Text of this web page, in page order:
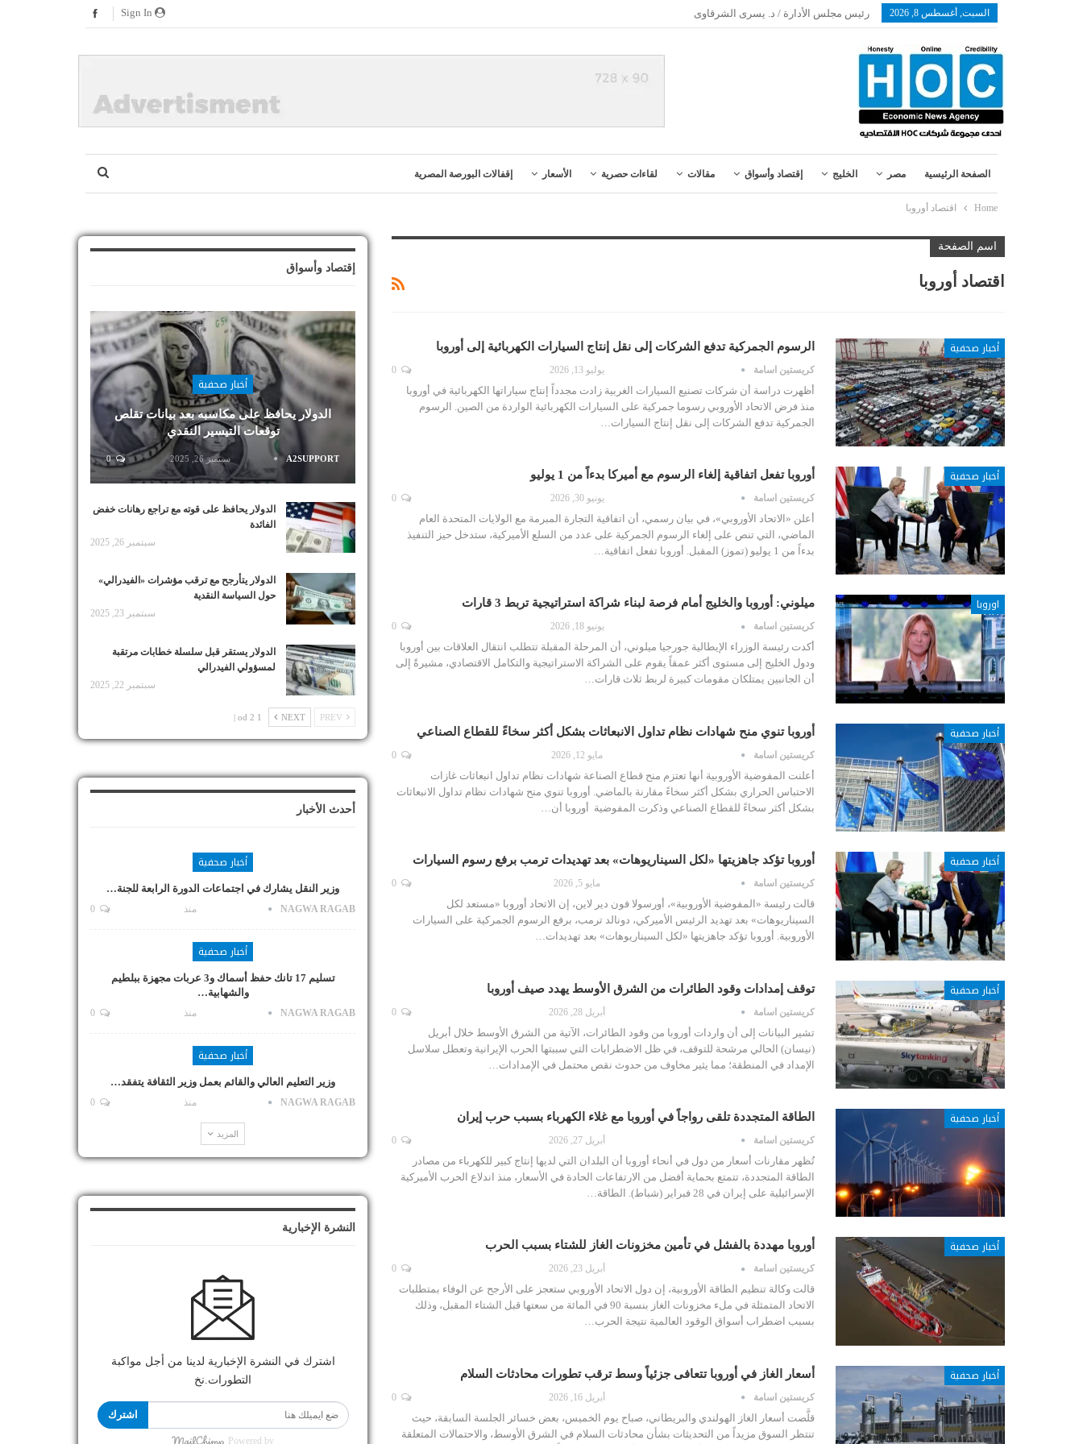
السبت, أغسطس 8, 2026 رئيس مجلس الأدارة / د. يسرى الشرقاوى
الصفحة الرئيسية مصر الخليج إقتصاد وأسواق مقالات لقاءات حصرية الأسعار إقفالات البورصة المصرية
Home اقتصاد أوروبا
اسم الصفحة
اقتصاد أوروبا
أخبار صحفية الرسوم الجمركية تدفع الشركات إلى نقل إنتاج السيارات الكهربائية إلى أوروبا
كريستين اسامة يوليو 13, 2026
أظهرت دراسة أن شركات تصنيع السيارات الغربية زادت مجدداً إنتاج سياراتها الكهربائية في أوروبا
منذ فرض الاتحاد الأوروبي رسوما جمركية على السيارات الكهربائية الواردة من الصين. الرسوم
الجمركية تدفع الشركات إلى نقل إنتاج السيارات…
أخبار صحفية أوروبا تفعل اتفاقية إلغاء الرسوم مع أميركا بدءاً من 1 يوليو
كريستين اسامة يونيو 30, 2026
أعلن «الاتحاد الأوروبي»، في بيان رسمي، أن اتفاقية التجارة المبرمة مع الولايات المتحدة العام
الماضي، التي تنص على إلغاء الرسوم الجمركية على عدد من السلع الأميركية، ستدخل حيز التنفيذ
بدءاً من 1 يوليو (تموز) المقبل. أوروبا تفعل اتفاقية…
اوروبا ميلوني: أوروبا والخليج أمام فرصة لبناء شراكة استراتيجية تربط 3 قارات
كريستين اسامة يونيو 18, 2026
أكدت رئيسة الوزراء الإيطالية جورجيا ميلوني، أن المرحلة المقبلة تتطلب انتقال العلاقات بين أوروبا
ودول الخليج إلى مستوى أكثر عمقاً يقوم على الشراكة الاستراتيجية والتكامل الاقتصادي، مشيرةً إلى
أن الجانبين يمتلكان مقومات كبيرة لربط ثلاث قارات…
أخبار صحفية أوروبا تنوي منح شهادات نظام تداول الانبعاثات بشكل أكثر سخاءً للقطاع الصناعي
كريستين اسامة مايو 12, 2026
أعلنت المفوضية الأوروبية أنها تعتزم منح قطاع الصناعة شهادات نظام تداول انبعاثات غازات
الاحتباس الحراري بشكل أكثر سخاءً مقارنة بالماضي. أوروبا تنوي منح شهادات نظام تداول الانبعاثات
بشكل أكثر سخاءً للقطاع الصناعي وذكرت المفوضية أوروبا أن…
أخبار صحفية أوروبا تؤكد جاهزيتها «لكل السيناريوهات» بعد تهديدات ترمب برفع رسوم السيارات
كريستين اسامة مايو 5, 2026
قالت رئيسة «المفوضية الأوروبية»، أورسولا فون دير لاين، إن الاتحاد أوروبا «مستعد لكل
السيناريوهات» بعد تهديد الرئيس الأميركي، دونالد ترمب، برفع الرسوم الجمركية على السيارات
الأوروبية. أوروبا تؤكد جاهزيتها «لكل السيناريوهات» بعد تهديدات…
أخبار صحفية توقف إمدادات وقود الطائرات من الشرق الأوسط يهدد صيف أوروبا
كريستين اسامة أبريل 28, 2026
تشير البيانات إلى أن واردات أوروبا من وقود الطائرات، الآتية من الشرق الأوسط خلال أبريل
(نيسان) الحالي مرشحة للتوقف، في ظل الاضطرابات التي سببتها الحرب الإيرانية وتعطل سلاسل
الإمداد في المنطقة؛ مما يثير مخاوف من حدوث نقص محتمل في الإمدادات…
أخبار صحفية الطاقة المتجددة تلقى رواجاً في أوروبا مع غلاء الكهرباء بسبب حرب إيران
كريستين اسامة أبريل 27, 2026
تُظهر مقارنات أسعار من دول في أنحاء أوروبا أن البلدان التي لديها إنتاج كبير للكهرباء من مصادر
الطاقة المتجددة، تتمتع بحماية أفضل من الارتفاعات الحادة في الأسعار، منذ اندلاع الحرب الأميركية
الإسرائيلية على إيران في 28 فبراير (شباط). الطاقة…
أخبار صحفية أوروبا مهددة بالفشل في تأمين مخزونات الغاز للشتاء بسبب الحرب
كريستين اسامة أبريل 23, 2026
قالت وكالة تنظيم الطاقة الأوروبية، إن دول الاتحاد الأوروبي ستعجز على الأرجح عن الوفاء بمتطلبات
الاتحاد المتمثلة في ملء مخزونات الغاز بنسبة 90 في المائة من سعتها قبل الشتاء المقبل، وذلك
بسبب اضطراب أسواق الوقود العالمية نتيجة الحرب…
أخبار صحفية أسعار الغاز في أوروبا تتعافى جزئياً وسط ترقب تطورات محادثات السلام
كريستين اسامة أبريل 16, 2026
قلَّصت أسعار الغاز الهولندي والبريطاني، صباح يوم الخميس، بعض خسائر الجلسة السابقة، حيث
تنتظر السوق مزيداً من التحديثات بشأن محادثات السلام في الشرق الأوسط، والاحتمالات المتعلقة
إقتصاد وأسواق
أخبار صحفية
الدولار يحافظ على مكاسبه بعد بيانات تقلص
توقعات التيسير النقدي
A2SUPPORT سبتمبر 26, 2025 0
الدولار يحافظ على قوته مع تراجع رهانات خفض
الفائدة
سبتمبر 26, 2025
الدولار يتأرجح مع ترقب مؤشرات «الفيدرالي»
حول السياسة النقدية
سبتمبر 23, 2025
الدولار يستقر قبل سلسلة خطابات مرتقبة
لمسؤولي الفيدرالي
سبتمبر 22, 2025
NEXT
1 od 2 |
أحدث الأخبار
أخبار صحفية
وزير النقل يشارك في اجتماعات الدورة الرابعة للجنة…
NAGWA RAGAB منذ
أخبار صحفية
تسليم 17 تانك حفظ أسماك و3 عربات مجهزة ببلطيم
والشهابية…
NAGWA RAGAB منذ
أخبار صحفية
وزير التعليم العالي والقائم بعمل وزير الثقافة يتفقد…
NAGWA RAGAB منذ
المزيد
النشرة الإخبارية
اشترك في النشرة الإخبارية لدينا من أجل مواكبة
التطورات.نخ
اشترك
Powered by